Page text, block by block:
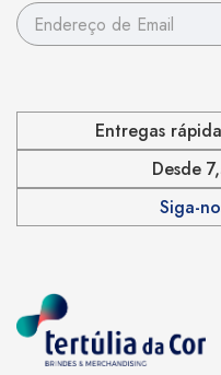
Entregas
Desde
Siga-